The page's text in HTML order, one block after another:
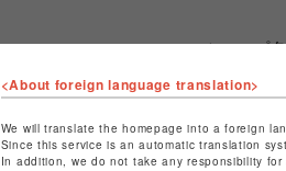
ショップ名
店舗名
特定商取
ショップ
<About foreign language translation>
We will translate the homepage into a foreign
Since this service is an automatic translation
In addition, we do not take any responsibility